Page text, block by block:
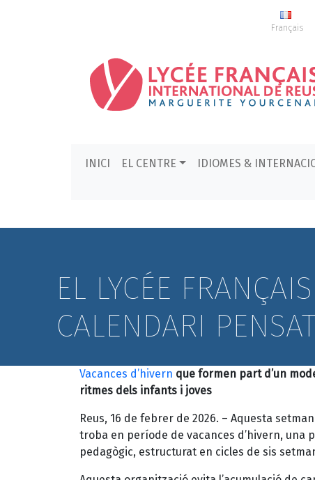
Français
INICI EL CENTRE IDIOMES &
EL LYCÉE
CALENDARI
Vacances d’hivern que formen part d’un
ritmes dels infants i joves
Reus, 16 de febrer de 2026. – Aquesta
troba en període de vacances d’hivern, una
pedagògic, estructurat en cicles de sis